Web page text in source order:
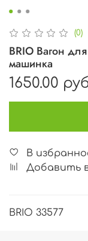
(0)
BRIO Вагон
машинка
1650.00
В
Добавить
BRIO 33577